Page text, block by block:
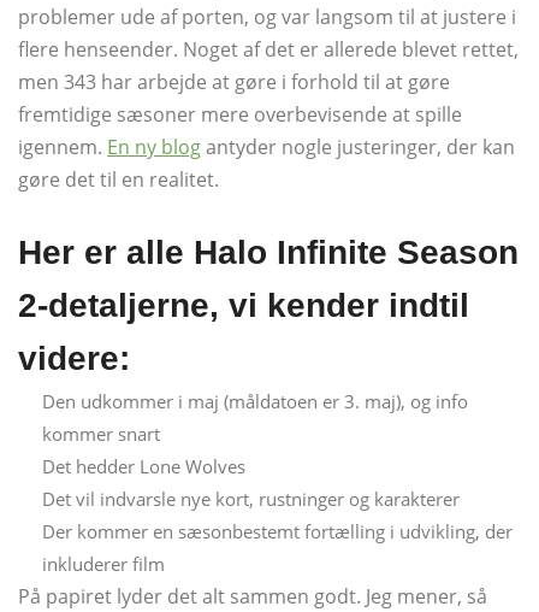
problemer ude af porten, og var langsom til at justere i
flere henseender. Noget af det er allerede blevet rettet,
men 343 har arbejde at gøre i forhold til at gøre
fremtidige sæsoner mere overbevisende at spille
igennem. En ny blogantyder nogle justeringer, der kan
gøre det til en realitet.
Her er alle Halo Infinite Season
2-detaljerne, vi kender indtil
videre:
Den udkommer i maj (måldatoen er 3. maj), og info
kommer snart
Det hedder Lone Wolves
Det vil indvarsle nye kort, rustninger og karakterer
Der kommer en sæsonbestemt fortælling i udvikling, der
inkluderer film
På papiret lyder det alt sammen godt. Jeg mener, så